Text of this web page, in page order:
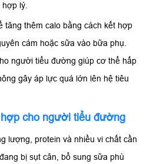
lý.
tăng thêm calo bằng cách kết hợp
cám hoặc sữa vào bữa phụ.
người tiểu đường giúp cơ thể hấp
gây áp lực quá lớn lên hệ tiêu
cho người tiểu đường
lượng, protein và nhiều vi chất cần
bị sụt cân, bổ sung sữa phù